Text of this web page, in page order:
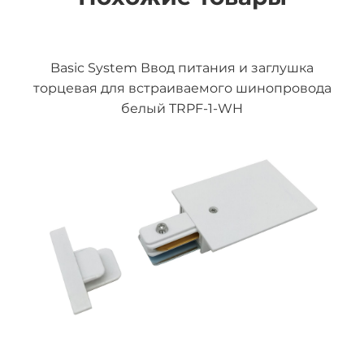
Basic System Ввод питания и заглушка
торцевая для встраиваемого шинопровода
белый TRPF-1-WH